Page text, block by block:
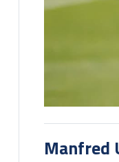
Manfred